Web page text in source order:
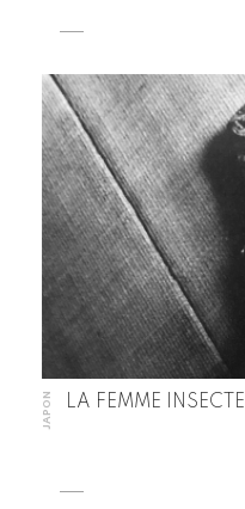
JAPON LA FEMME INSECTE